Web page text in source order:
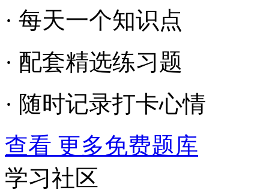
· 每天一个知识点
· 配套精选练习题
· 随时记录打卡心情
查看 更多免费题库
学习社区